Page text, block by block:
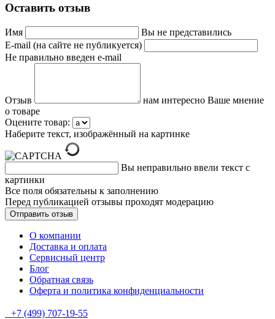
Оставить отзыв
Имя
Вы не представились
E-mail (на сайте не публикуется)
Не правильно введен e-mail
Отзыв
нам интересно Ваше мнение
о товаре
Оцените товар:
Наберите текст, изображённый на картинке
Вы неправильно ввели текст с
картинки
Все поля обязательны к заполнению
Перед публикацией отзывы проходят модерацию
О компании
Доставка и оплата
Сервисный центр
Блог
Обратная связь
Оферта и политика конфиденциальности
+7 (499) 707-19-55